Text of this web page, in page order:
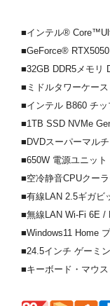
■インテル®
■GeForce® RTX5050
■32GB DDR5メモリ
■ミドルタワーケース
■インテル B860 チ
■1TB SSD NVMe
■DVDスーパーマル
■650W 電源ユニッ
■空冷静音CPUクー
■有線LAN 2.5ギガビ
■無線LAN Wi-Fi 6E /
■Windows11 Home
■24.5インチ ゲーミ
■キーボード・マウ